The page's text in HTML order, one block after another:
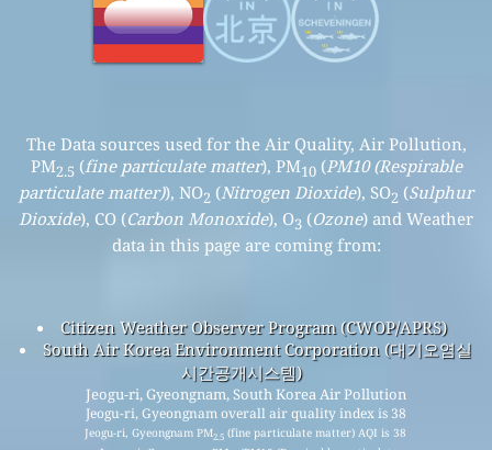
The Data sources used for the Air Quality, Air Pollution,
PM2.5 (fine particulate matter), PM10(PM10 (Respirable
particulate matter)), NO2 (Nitrogen Dioxide), SO2 (Sulphur
Dioxide), CO (Carbon Monoxide), O3 (Ozone) and Weather
data in this page are coming from:
Citizen Weather Observer Program (CWOP/APRS)
South Air Korea Environment Corporation (대기오염실
시간공개시스템)
Jeogu-ri, Gyeongnam, South Korea Air Pollution
Jeogu-ri, Gyeongnam overall air quality index is 38
Jeogu-ri, Gyeongnam PM2.5 (fine particulate matter) AQI is 38